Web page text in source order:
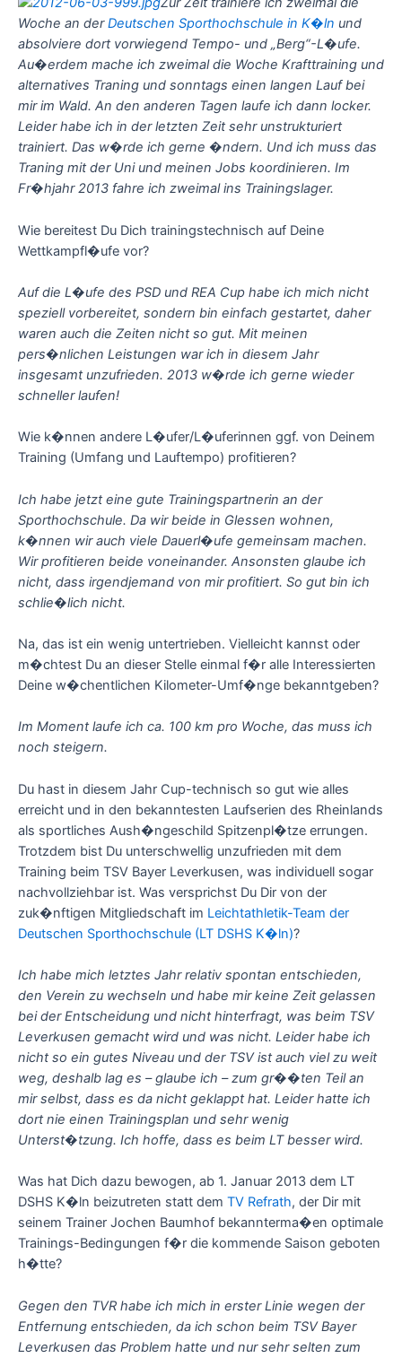
Woche an derDeutschen Sporthochschule in K�ln und
absolviere dort vorwiegend Tempo- und „Berg“-L�ufe.
Au�erdem mache ich zweimal die Woche Krafttraining und
alternatives Traning und sonntags einen langen Lauf bei
mir im Wald. An den anderen Tagen laufe ich dann locker.
Leider habe ich in der letzten Zeit sehr unstrukturiert
trainiert. Das w�rde ich gerne �ndern. Und ich muss das
Traning mit der Uni und meinen Jobs koordinieren. Im
Fr�hjahr 2013 fahre ich zweimal ins Trainingslager.
Wie bereitest Du Dich trainingstechnisch auf Deine
Wettkampfl�ufe vor?
Auf die L�ufe des PSD und REA Cup habe ich mich nicht
speziell vorbereitet, sondern bin einfach gestartet, daher
waren auch die Zeiten nicht so gut. Mit meinen
pers�nlichen Leistungen war ich in diesem Jahr
insgesamt unzufrieden. 2013 w�rde ich gerne wieder
schneller laufen!
Wie k�nnen andere L�ufer/L�uferinnen ggf. von Deinem
Training (Umfang und Lauftempo) profitieren?
Ich habe jetzt eine gute Trainingspartnerin an der
Sporthochschule. Da wir beide in Glessen wohnen,
k�nnen wir auch viele Dauerl�ufe gemeinsam machen.
Wir profitieren beide voneinander. Ansonsten glaube ich
nicht, dass irgendjemand von mir profitiert. So gut bin ich
schlie�lich nicht.
Na, das ist ein wenig untertrieben. Vielleicht kannst oder
m�chtest Du an dieser Stelle einmal f�r alle Interessierten
Deine w�chentlichen Kilometer-Umf�nge bekanntgeben?
Im Moment laufe ich ca. 100 km pro Woche, das muss ich
noch steigern.
Du hast in diesem Jahr Cup-technisch so gut wie alles
erreicht und in den bekanntesten Laufserien des Rheinlands
als sportliches Aush�ngeschild Spitzenpl�tze errungen.
Trotzdem bist Du unterschwellig unzufrieden mit dem
Training beim TSV Bayer Leverkusen, was individuell sogar
nachvollziehbar ist. Was versprichst Du Dir von der
zuk�nftigen Mitgliedschaft im Leichtathletik-Team der
Deutschen Sporthochschule (LT DSHS K�ln)?
Ich habe mich letztes Jahr relativ spontan entschieden,
den Verein zu wechseln und habe mir keine Zeit gelassen
bei der Entscheidung und nicht hinterfragt, was beim TSV
Leverkusen gemacht wird und was nicht. Leider habe ich
nicht so ein gutes Niveau und der TSV ist auch viel zu weit
weg, deshalb lag es – glaube ich – zum gr��ten Teil an
mir selbst, dass es da nicht geklappt hat. Leider hatte ich
dort nie einen Trainingsplan und sehr wenig
Unterst�tzung. Ich hoffe, dass es beim LT besser wird.
Was hat Dich dazu bewogen, ab 1. Januar 2013 dem LT
DSHS K�ln beizutreten statt dem TV Refrath, der Dir mit
seinem Trainer Jochen Baumhof bekannterma�en optimale
Trainings-Bedingungen f�r die kommende Saison geboten
h�tte?
Gegen den TVR habe ich mich in erster Linie wegen der
Entfernung entschieden, da ich schon beim TSV Bayer
Leverkusen das Problem hatte und nur sehr selten zum